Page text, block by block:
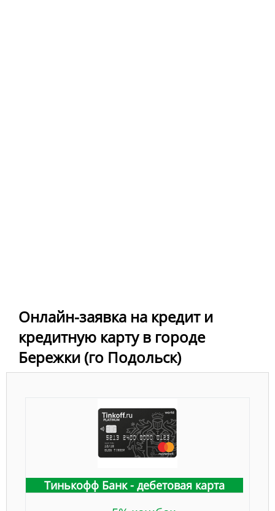
Онлайн-заявка на кредит и
кредитную карту в городе
Бережки (го Подольск)
Тинькофф Банк - дебетовая карта